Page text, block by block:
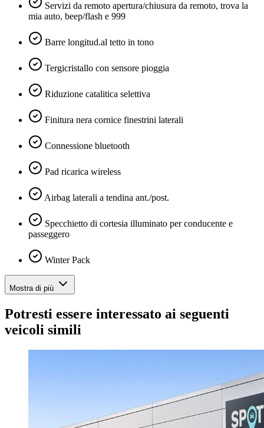
Servizi da remoto apertura/chiusura da remoto, trova la
mia auto, beep/flash e 999
Barre longitud.al tetto in tono
Tergicristallo con sensore pioggia
Riduzione catalitica selettiva
Finitura nera cornice finestrini laterali
Connessione bluetooth
Pad ricarica wireless
Airbag laterali a tendina ant./post.
Specchietto di cortesia illuminato per conducente e
passeggero
Winter Pack
Mostra di più
Potresti essere interessato ai seguenti
veicoli simili